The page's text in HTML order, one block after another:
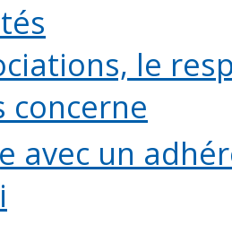
le
concerne
avec un